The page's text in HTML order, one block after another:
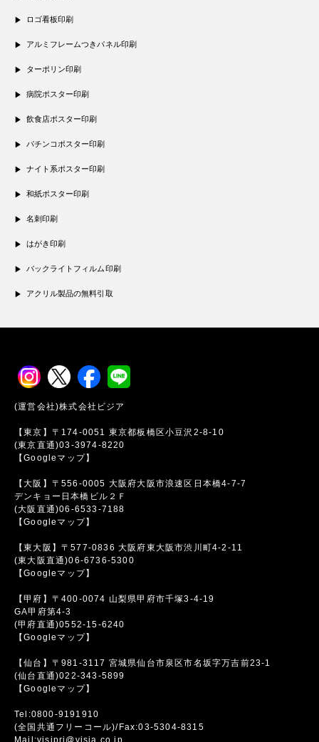
ロゴ看板印刷
アルミフレームつきパネル印刷
ターポリン印刷
病院ポスター印刷
飲食店ポスター印刷
パチンコポスター印刷
ナイト系ポスター印刷
和紙ポスター印刷
名刺印刷
はがき印刷
バックライトフィルム印刷
アクリル製品の無料引取
(運営会社)株式会社ビジア
【東京】〒174-0051 東京都板橋区小豆沢2-8-10
(東京直通)03-3974-8220
【Googleマップ】
【大阪】〒556-0005 大阪府大阪市浪速区日本橋4-7-7
デンキョー日本橋ビル２Ｆ
(大阪直通)06-6533-7188
【Googleマップ】
【東大阪】〒577-0836 大阪府東大阪市渋川町4-2-11
(東大阪直通)06-6736-5300
【Googleマップ】
【甲府】〒400-0074 山梨県甲府市千塚3-4-19
GA甲府第4-3
(甲府直通)0552-15-6240
【Googleマップ】
【仙台】〒981-3117 宮城県仙台市泉区市名坂字万吉前23-1
(仙台直通)022-343-5899
【Googleマップ】
Tel:0800-9191910
(全国共通フリーコール)/Fax:03-5304-8315
Mail:visipri@visia.co.jp